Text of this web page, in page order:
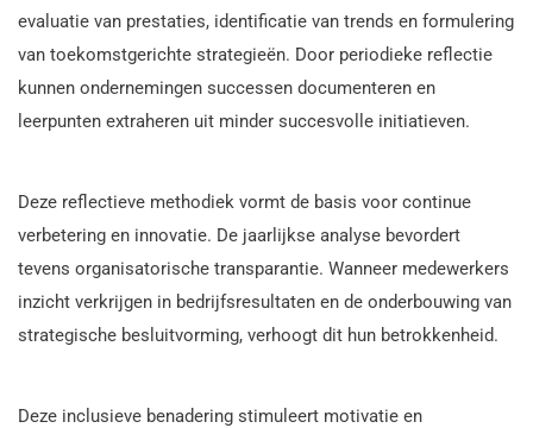
evaluatie van prestaties, identificatie van trends en formulering
van toekomstgerichte strategieën. Door periodieke reflectie
kunnen ondernemingen successen documenteren en
leerpunten extraheren uit minder succesvolle initiatieven.
Deze reflectieve methodiek vormt de basis voor continue
verbetering en innovatie. De jaarlijkse analyse bevordert
tevens organisatorische transparantie. Wanneer medewerkers
inzicht verkrijgen in bedrijfsresultaten en de onderbouwing van
strategische besluitvorming, verhoogt dit hun betrokkenheid.
Deze inclusieve benadering stimuleert motivatie en